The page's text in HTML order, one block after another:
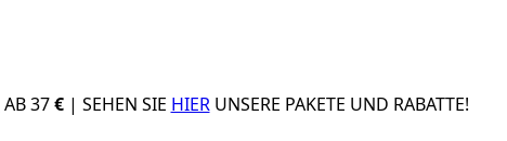
AB 37€| SEHEN SIE HIERUNSERE PAKETE UND RABATTE!